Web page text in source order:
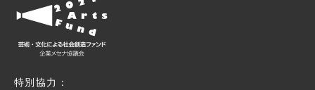
特別協力：